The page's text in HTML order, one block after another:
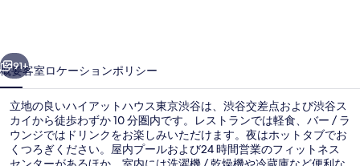
ス
東
京
渋
91+
概要客室ロケーションポリシー
立地の良いハイアットハウス東京渋谷は、渋谷交差点および渋谷ス
カイから徒歩わずか 10 分圏内です。レストランでは軽食、バー / ラ
ウンジではドリンクをお楽しみいただけます。夜はホットタブでお
くつろぎください。屋内プールおよび24 時間営業のフィットネス